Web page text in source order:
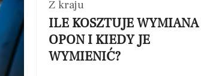
Z kraju
ILE KOSZTUJE WYMIANA
OPON I KIEDY JE
WYMIENIĆ?